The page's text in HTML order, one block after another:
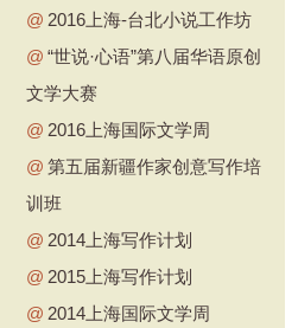
@ 2016上海-台北小说工作坊
@ “世说·心语”第八届华语原创
文学大赛
@ 2016上海国际文学周
@ 第五届新疆作家创意写作培
训班
@ 2014上海写作计划
@ 2015上海写作计划
@ 2014上海国际文学周